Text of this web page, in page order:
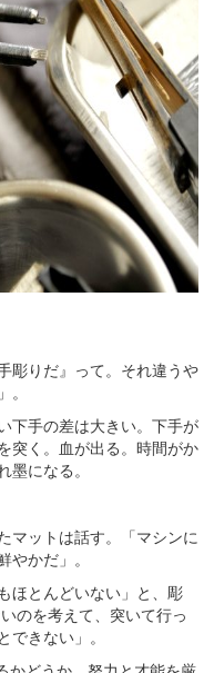
彫りだ』って。それ違うや
。
下手の差は大きい。下手が
突く。血が出る。時間がか
墨になる。
マットは話す。「マシンに
やかだ」。
ほとんどいない」と、彫
のを考えて、突いて行っ
できない」。